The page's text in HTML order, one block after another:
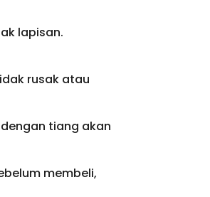
lapisan.
rusak atau
tiang akan
membeli,